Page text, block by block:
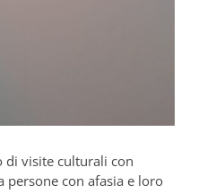
di visite culturali con
persone con afasia e loro